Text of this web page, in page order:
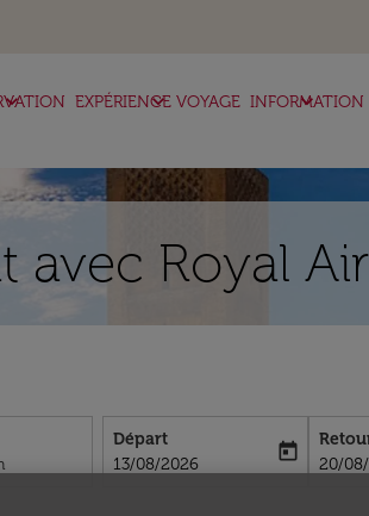
keyboard_arrow_down EXPÉRIENCE VOYAGE
keyboard_arrow_down INFORMATION
keyboard_arrow_down
avec Royal
Départ
fc-booking-departure-date-aria-
13/08/2026
today
fc-
20/